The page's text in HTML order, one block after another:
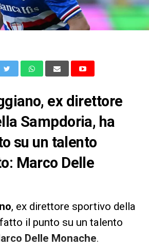
ex direttore
Sampdoria, ha
su un talento
Marco Delle
, ex direttore sportivo della
il punto su un talento
Delle Monache.